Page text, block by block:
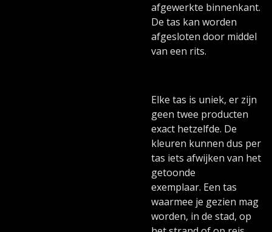
afgewerkte binnenkant.
De tas kan worden
afgesloten door middel
van een rits.
Elke tas is uniek, er zijn
geen twee producten
exact hetzelfde. De
kleuren kunnen dus per
tas iets afwijken van het
getoonde
exemplaar. Een tas
waarmee je gezien mag
worden, in de stad, op